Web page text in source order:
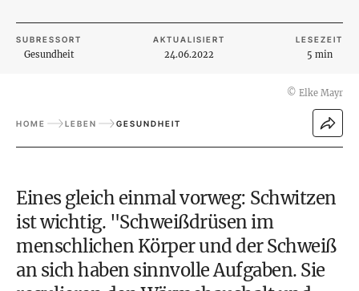
SUBRESSORT
Gesundheit
AKTUALISIERT
24.06.2022
LESEZEIT
5 min
© Elke Mayr
HOME LEBEN GESUNDHEIT
Eines gleich einmal vorweg: Schwitzen
ist wichtig. "Schweißdrüsen im
menschlichen Körper und der Schweiß
an sich haben sinnvolle Aufgaben. Sie